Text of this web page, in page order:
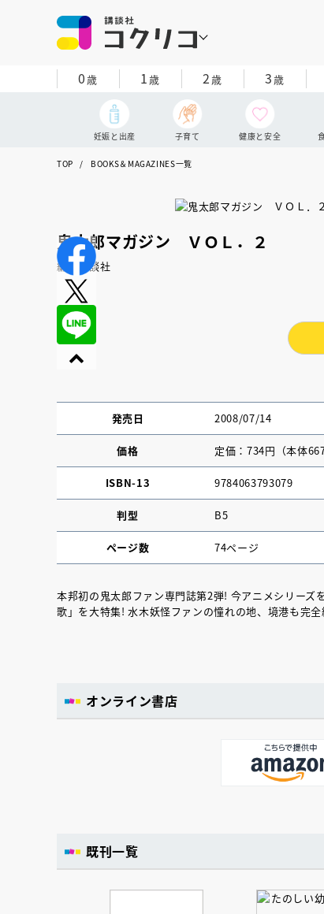
0歳 1歳 2歳 3歳
妊娠と出産 子育て 健康と安全
TOP BOOKS＆MAGAZINES一覧
鬼太郎マガジン ＶＯＬ．２
編：講談社
発売日 2008/07/14
価格 定価：734円（本体667
ISBN-13 9784063793079
判型 B5
ページ数 74ページ
本邦初の鬼太郎ファン専門誌第2弾! 今アニメシリー
歌」を大特集! 水木妖怪ファンの憧れの地、境港も完全
オンライン書店
既刊一覧